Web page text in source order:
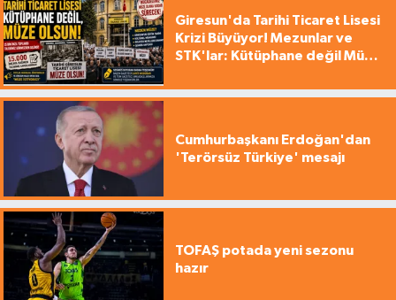
Giresun'da Tarihi Ticaret Lisesi
Krizi Büyüyor! Mezunlar ve
STK'lar: Kütüphane değil Müze
Cumhurbaşkanı Erdoğan'dan
'Terörsüz Türkiye' mesajı
TOFAŞ potada yeni sezonu
hazır